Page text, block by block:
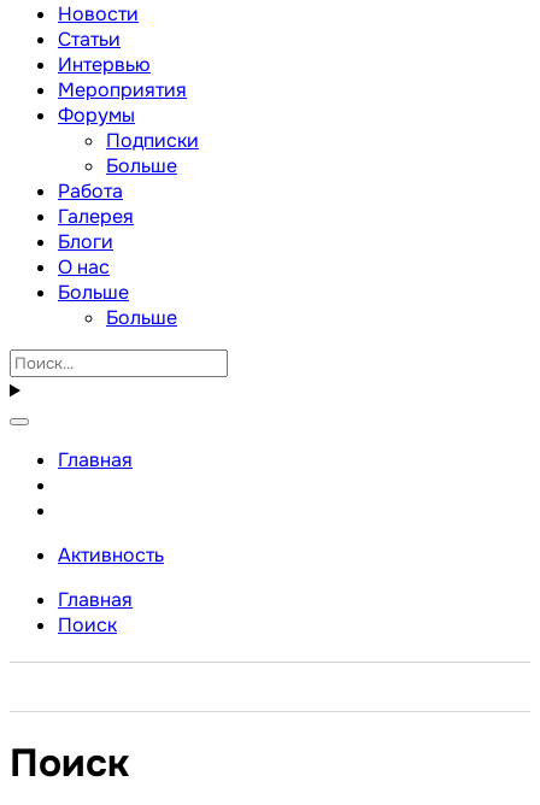
Новости
Статьи
Интервью
Мероприятия
Форумы
Подписки
Больше
Работа
Галерея
Блоги
О нас
Больше
Больше
Главная
Активность
Главная
Поиск
Поиск